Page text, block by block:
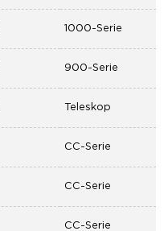
1000-Serie
900-Serie
Teleskop
CC-Serie
CC-Serie
CC-Serie